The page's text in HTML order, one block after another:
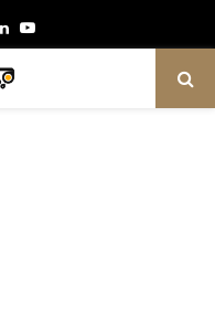
LinkedinYoutube